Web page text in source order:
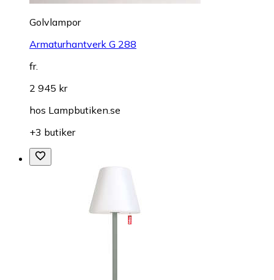
Golvlampor
Armaturhantverk G 288
fr.
2 945 kr
hos Lampbutiken.se
+3 butiker